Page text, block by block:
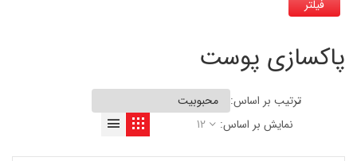
فیلتر
پاکسازی پوست
ترتیب بر اساس:
نمایش بر اساس:
12